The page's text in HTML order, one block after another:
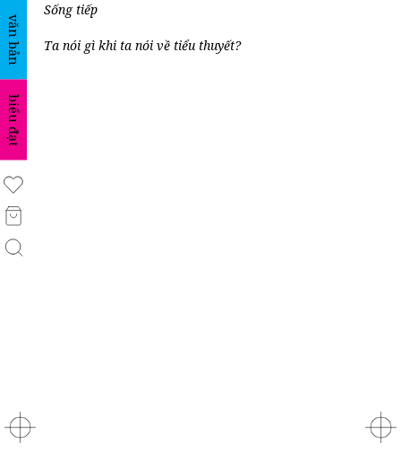
văn bản
biểu đạt
Sống tiếp
Ta nói gì khi ta nói về tiểu thuyết?